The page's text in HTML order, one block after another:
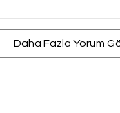
Daha Fazla Yorum